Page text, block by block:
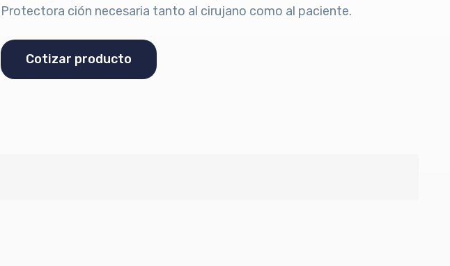
Protectora ción necesaria tanto al cirujano como al paciente.
Cotizar producto